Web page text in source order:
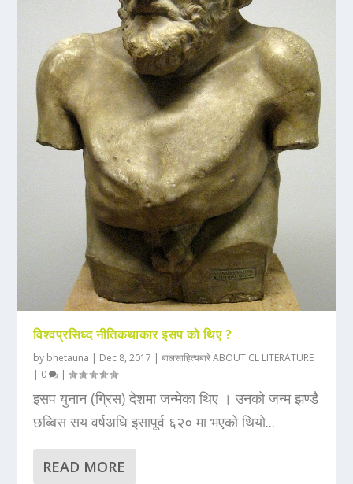
विश्वप्रसिध्द नीतिकथाकार इसप को थिए ?
by bhetauna | Dec 8, 2017 |बालसाहित्यबारे ABOUT CL LITERATURE
| 0 |
इसप युनान (ग्रिस) देशमा जन्मेका थिए । उनको जन्म झण्डै
छब्बिस सय वर्षअघि इसापूर्व ६२० मा भएको थियो...
READ MORE